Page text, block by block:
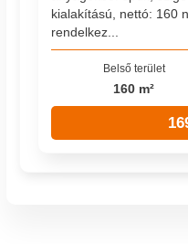
kialakítású, nettó: 160
rendelkez...
Belső terület
160 m²